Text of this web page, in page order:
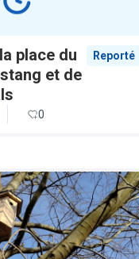
place du
et de
Reporté
0